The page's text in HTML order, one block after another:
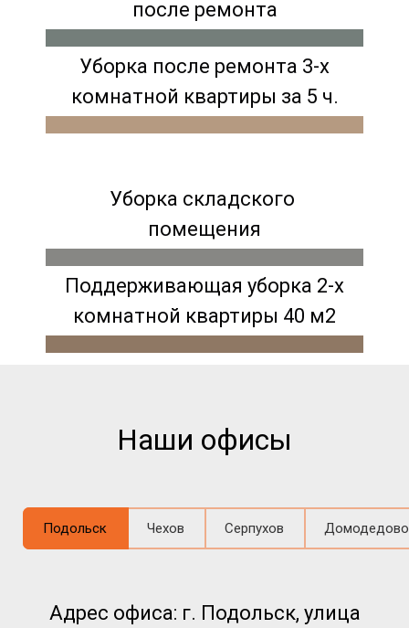
после ремонта
Уборка после ремонта 3-х
комнатной квартиры за 5 ч.
Уборка складского
помещения
Поддерживающая уборка 2-х
комнатной квартиры 40 м2
Наши офисы
Подольск Чехов Серпухов Домодедово
Адрес офиса: г. Подольск, улица